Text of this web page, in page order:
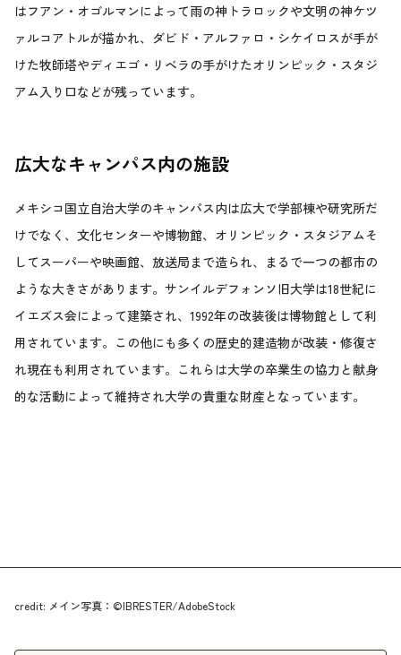
はフアン・オゴルマンによって雨の神トラロックや文明の神ケツ
ァルコアトルが描かれ、ダビド・アルファロ・シケイロスが手が
けた牧師塔やディエゴ・リベラの手がけたオリンピック・スタジ
アム入り口などが残っています。
広大なキャンパス内の施設
メキシコ国立自治大学のキャンパス内は広大で学部棟や研究所だ
けでなく、文化センターや博物館、オリンピック・スタジアムそ
してスーパーや映画館、放送局まで造られ、まるで一つの都市の
ような大きさがあります。サンイルデフォンソ旧大学は18世紀に
イエズス会によって建築され、1992年の改装後は博物館として利
用されています。この他にも多くの歴史的建造物が改装・修復さ
れ現在も利用されています。これらは大学の卒業生の協力と献身
的な活動によって維持され大学の貴重な財産となっています。
credit: メイン写真：©IBRESTER/AdobeStock